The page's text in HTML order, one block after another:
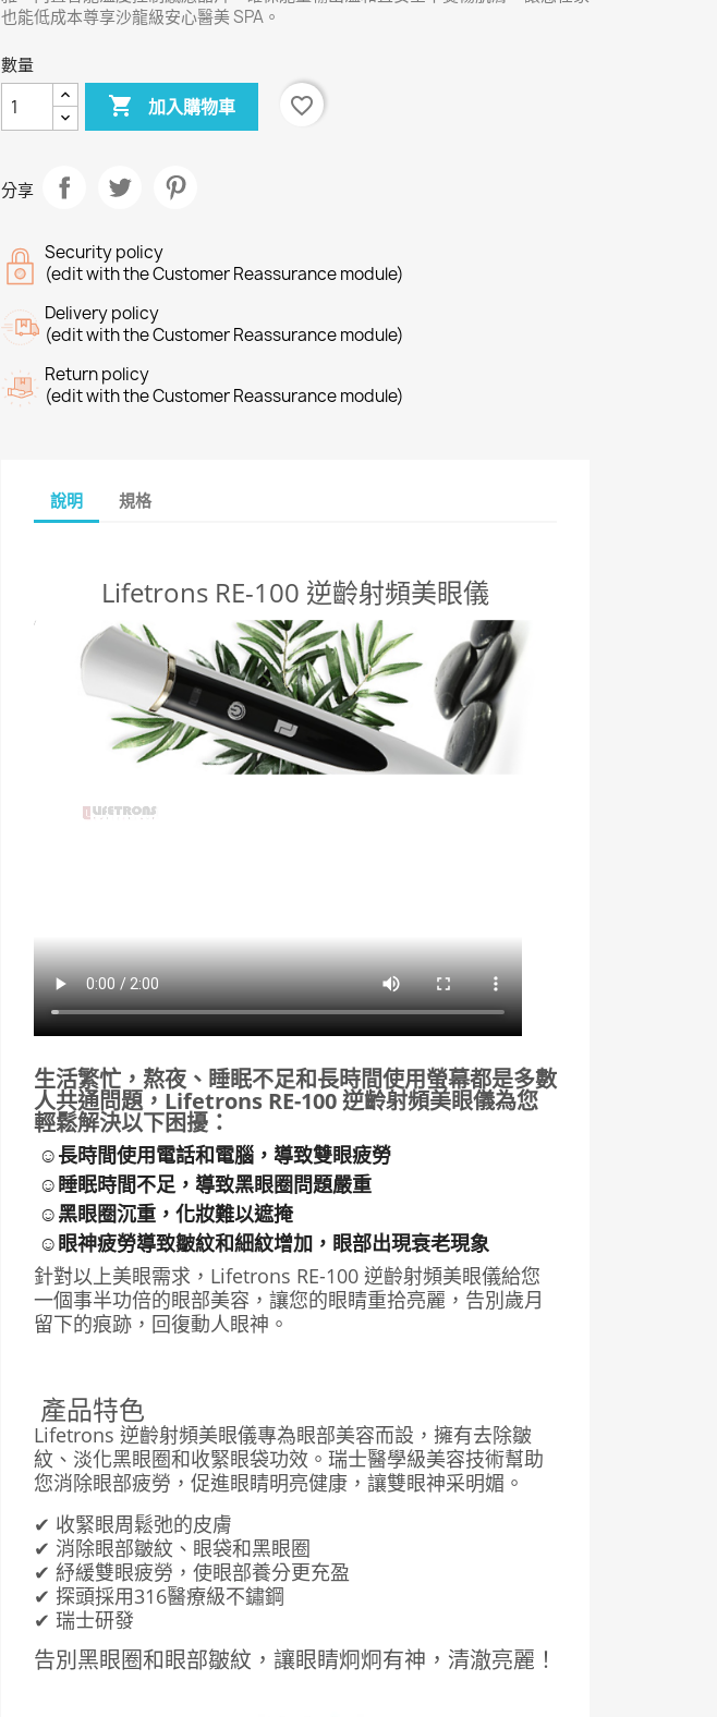
也能低成本尊享沙龍級安心醫美 SPA。
數量
 加入購物車 favorite_border
分享
Security policy
(edit with the Customer Reassurance module)
Delivery policy
(edit with the Customer Reassurance module)
Return policy
(edit with the Customer Reassurance module)
說明 規格
Lifetrons RE-100 逆齡射頻美眼儀
生活繁忙，熬夜、睡眠不足和長時間使用螢幕都是多數
人共通問題，Lifetrons RE-100 逆齡射頻美眼儀為您
輕鬆解決以下困擾：
☺長時間使用電話和電腦，導致雙眼疲勞
☺睡眠時間不足，導致黑眼圈問題嚴重
☺黑眼圈沉重，化妝難以遮掩
☺眼神疲勞導致皺紋和細紋增加，眼部出現衰老現象
針對以上美眼需求，Lifetrons RE-100 逆齡射頻美眼儀給您
一個事半功倍的眼部美容，讓您的眼睛重拾亮麗，告別歲月
留下的痕跡，回復動人眼神。
產品特色
Lifetrons 逆齡射頻美眼儀專為眼部美容而設，擁有去除皺
紋、淡化黑眼圈和收緊眼袋功效。瑞士醫學級美容技術幫助
您消除眼部疲勞，促進眼睛明亮健康，讓雙眼神采明媚。
✔ 收緊眼周鬆弛的皮膚
✔ 消除眼部皺紋、眼袋和黑眼圈
✔ 紓緩雙眼疲勞，使眼部養分更充盈
✔ 探頭採用316醫療級不鏽鋼
✔ 瑞士研發
告別黑眼圈和眼部皺紋，讓眼睛炯炯有神，清澈亮麗！